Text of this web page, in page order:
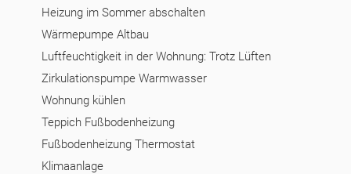
Heizung im Sommer abschalten
Wärmepumpe Altbau
Luftfeuchtigkeit in der Wohnung: Trotz Lüften
Zirkulationspumpe Warmwasser
Wohnung kühlen
Teppich Fußbodenheizung
Fußbodenheizung Thermostat
Klimaanlage